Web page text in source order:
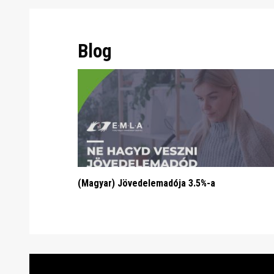
Blog
(Magyar) Jövedelemadója 3.5%-a